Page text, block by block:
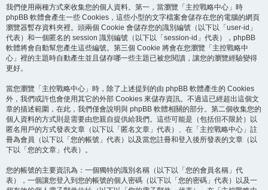
我們使用兩種方式來收集您的個人資料。第一，當瀏覽「主控戰略中心」時
phpBB 軟體會產生一些 Cookies，這些小型的文字檔案會儲存在您的電腦的網頁
瀏覽器暫存資料夾裡。頭兩個 Cookie 會儲存您的識別編號（以下以「user-id」
代表）和一個匿名的 session 識別編號（以下以「session-id」代表），phpBB
軟體將會自動幫您產生這些編號。第三個 Cookie 將會在您瀏覽「主控戰略中
心」裡的主題時自動產生並且儲存哪一些主題已被您閱讀，讓您的瀏覽經驗變得
更好。
當您瀏覽「主控戰略中心」時，除了上述提到的由 phpBB 軟體產生的 Cookies
外，我們或許也會使用其它的外部 Cookies 來儲存資訊。不過這已經超出這個文
章的描述範圍，在此，我們僅會說明與 phpBB 軟體相關的部分。第二個收集您的
個人資料的方式則是需要由您親自提供給我們。這些可能是（包括但不限於）以
匿名用戶的方式發表文章（以下以「匿名文章」代表）、在「主控戰略中心」註
冊為會員（以下以「您的帳號」代表）以及當您註冊和登入後所發表的文章（以
下以「您的文章」代表）。
您的帳號的主要資訊為：一個獨特的識別名稱（以下以「您的會員名稱」代
表），一個讓您登入到您的帳號的個人密碼（以下以「您的密碼」代表）以及一